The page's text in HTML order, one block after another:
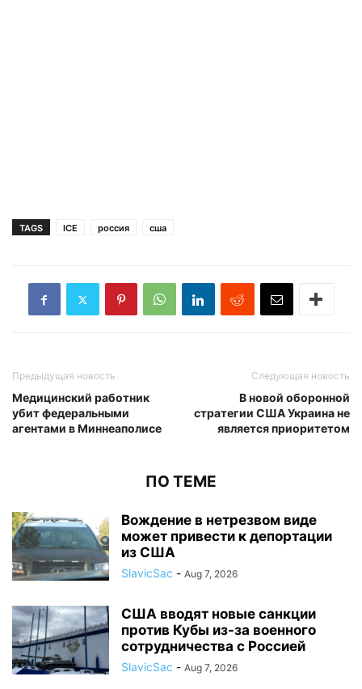
TAGS ICE россия сша
Предыдущая новость
Медицинский работник
убит федеральными
агентами в Миннеаполисе
Следующая новость
В новой оборонной
стратегии США Украина не
является приоритетом
ПО ТЕМЕ
Вождение в нетрезвом виде
может привести к депортации
из США
SlavicSac - Aug 7, 2026
США вводят новые санкции
против Кубы из-за военного
сотрудничества с Россией
SlavicSac - Aug 7, 2026